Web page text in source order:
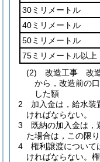
30ミリメートル
40ミリメートル
50ミリメートル
75ミリメートル以上
(2)
改造工事 改
から，改造前の
した額
2
加入金は，給水装
ければならない。
3
既納の加入金は，
た場合は，この限り
4
権利譲渡について
ければならない。